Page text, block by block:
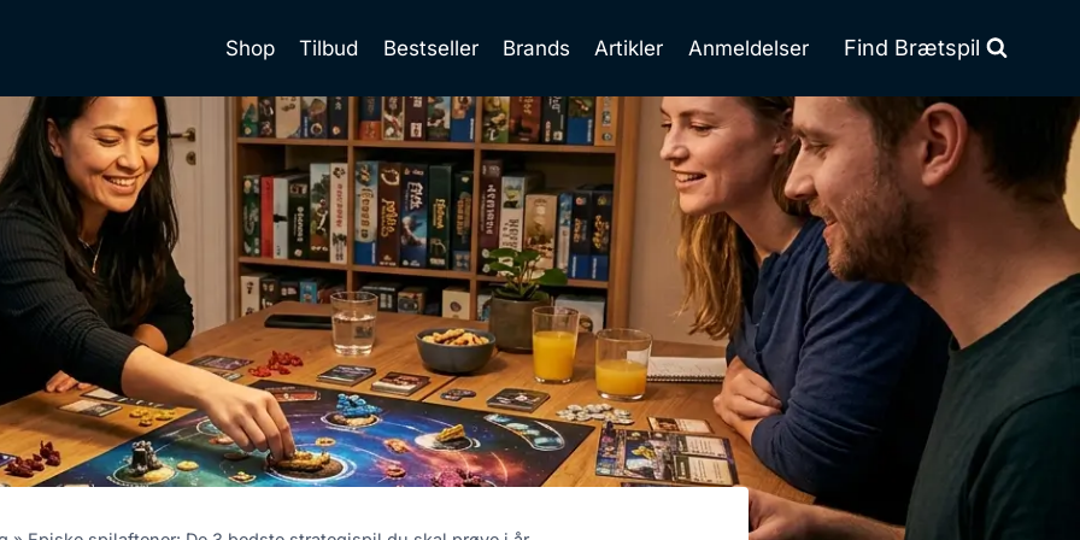
Shop Tilbud Bestseller Brands Artikler Anmeldelser Find Brætspil